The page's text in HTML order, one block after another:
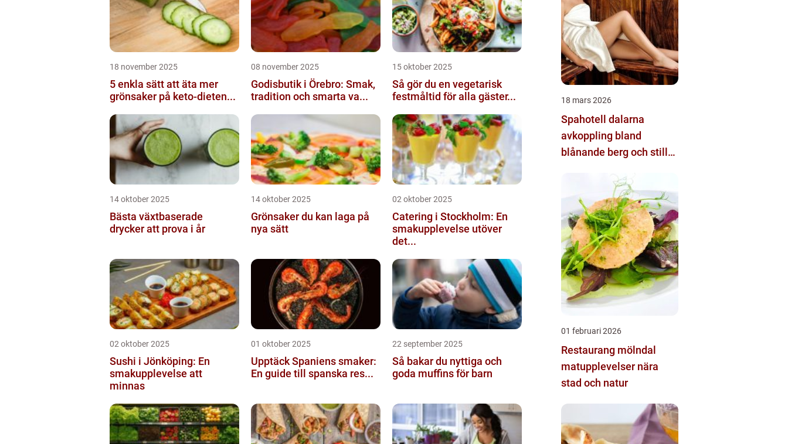
18 november 2025
5 enkla sätt att äta mer
grönsaker på keto-dieten...
08 november 2025
Godisbutik i Örebro: Smak,
tradition och smarta va...
15 oktober 2025
Så gör du en vegetarisk
festmåltid för alla gäster...
14 oktober 2025
Bästa växtbaserade
drycker att prova i år
14 oktober 2025
Grönsaker du kan laga på
nya sätt
02 oktober 2025
Catering i Stockholm: En
smakupplevelse utöver
det...
02 oktober 2025
Sushi i Jönköping: En
smakupplevelse att
minnas
01 oktober 2025
Upptäck Spaniens smaker:
En guide till spanska res...
22 september 2025
Så bakar du nyttiga och
goda muffins för barn
18 mars 2026
Spahotell dalarna
avkoppling bland
blånande berg och stilla
01 februari 2026
Restaurang mölndal
matupplevelser nära
stad och natur